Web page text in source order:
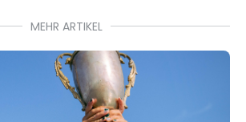
MEHR ARTIKEL